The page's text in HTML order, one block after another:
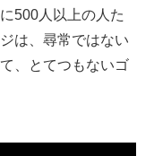
500人以上の人た
は、尋常ではない
、とてつもないゴ